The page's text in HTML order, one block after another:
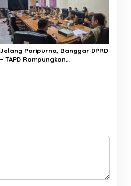
Jelang Paripurna, Banggar DPRD
– TAPD Rampungkan